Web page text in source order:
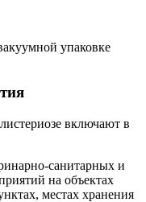
упаковке
включают в
санитарных и
на объектах
местах хранения